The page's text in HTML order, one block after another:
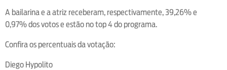
A bailarina e a atriz receberam, respectivamente, 39,26% e
0,97% dos votos e estão no top 4 do programa.
Confira os percentuais da votação:
Diego Hypolito